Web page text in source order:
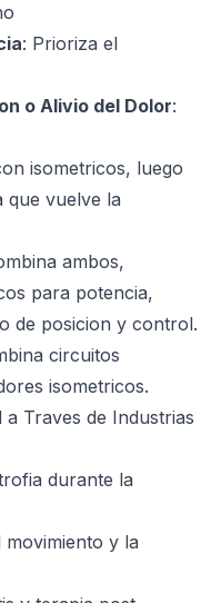
: Prioriza el
o Alivio del Dolor:
isometricos, luego
que vuelve la
ambos,
para potencia,
de posicion y control.
circuitos
isometricos.
Traves de Industrias
durante la
y la